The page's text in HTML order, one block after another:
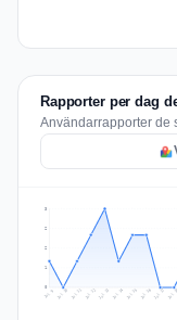
Rapporter per dag
Användarrapporter de
1
2
2
3
Jul 9 Jul 10 Jul 11 Jul 12 Jul 13 Jul 14 Jul 15 Jul 16 Jul 17 Jul 18